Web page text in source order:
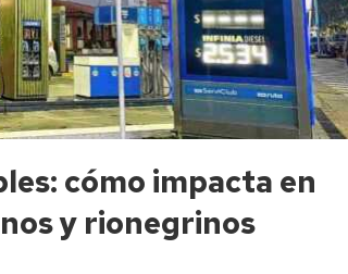
cómo impacta en
y rionegrinos